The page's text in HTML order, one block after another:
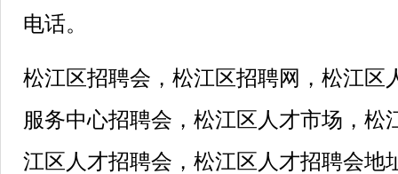
电话。
松江区招聘会，松江区招聘网，松江区
服务中心招聘会，松江区人才市场，松
江区人才招聘会，松江区人才招聘会地